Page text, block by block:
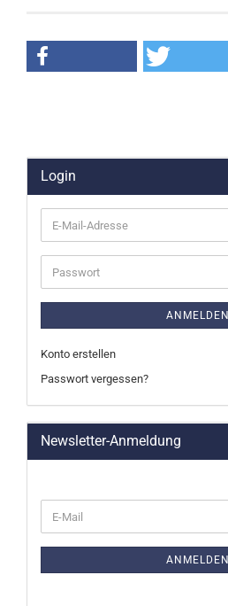
Login
E-
Mail-
Adresse
Passwort
ANMELDEN
Konto erstellen
Passwort vergessen?
Newsletter-Anmeldung
ZUR
E-
Mail
ANMELDEN